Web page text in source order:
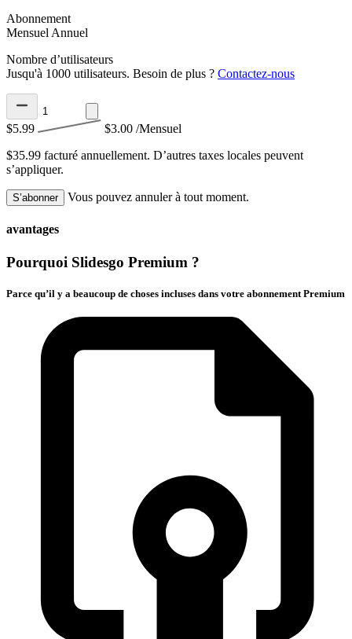
Abonnement
Mensuel Annuel
Nombre d’utilisateurs
Jusqu'à 1000 utilisateurs. Besoin de plus ? Contactez-nous
$5.99 $3.00 /Mensuel
$35.99 facturé annuellement. D’autres taxes locales peuvent
s’appliquer.
S’abonner Vous pouvez annuler à tout moment.
avantages
Pourquoi Slidesgo Premium ?
Parce qu’il y a beaucoup de choses incluses dans votre abonnement Premium